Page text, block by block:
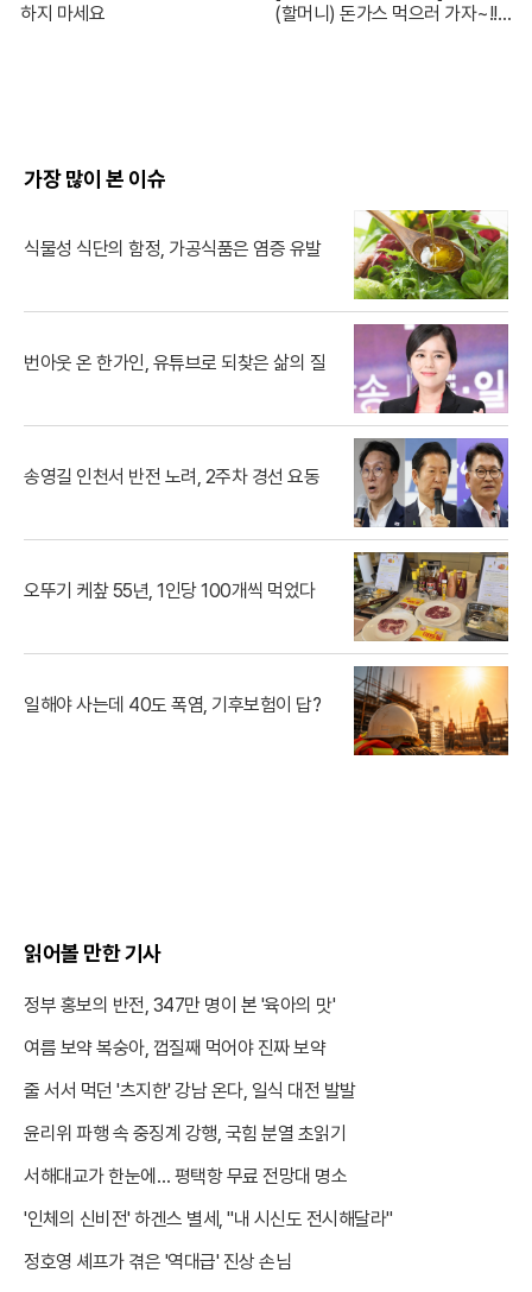
하지 마세요
(할머니) 돈가스 먹으러 가자~!!
가장 많이 본 이슈
식물성 식단의 함정, 가공식품은 염증 유발
번아웃 온 한가인, 유튜브로 되찾은 삶의 질
송영길 인천서 반전 노려, 2주차 경선 요동
오뚜기 케챂 55년, 1인당 100개씩 먹었다
일해야 사는데 40도 폭염, 기후보험이 답?
읽어볼 만한 기사
정부 홍보의 반전, 347만 명이 본 '육아의 맛'
여름 보약 복숭아, 껍질째 먹어야 진짜 보약
줄 서서 먹던 '츠지한' 강남 온다, 일식 대전 발발
윤리위 파행 속 중징계 강행, 국힘 분열 초읽기
서해대교가 한눈에… 평택항 무료 전망대 명소
'인체의 신비전' 하겐스 별세, "내 시신도 전시해달라"
정호영 셰프가 겪은 '역대급' 진상 손님